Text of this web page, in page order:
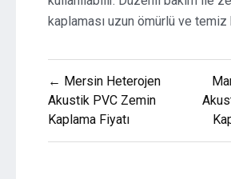
kaplaması uzun ömürlü ve temiz
Yazı
gezinmesi
← Mersin Heterojen
Akustik PVC Zemin
Kaplama Fiyatı